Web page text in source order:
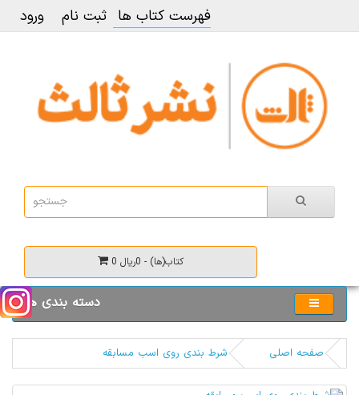
فهرست کتاب ها ثبت نام ورود
0 کتاب(ها) - 0ریال
دسته بندی ها
صفحه اصلی شرط بندی روی اسب مسابقه